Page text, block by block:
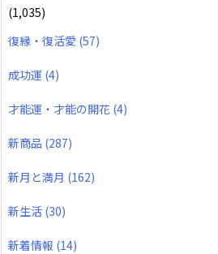
(1,035)
復縁・復活愛 (57)
成功運 (4)
才能運・才能の開花 (4)
新商品 (287)
新月と満月 (162)
新生活 (30)
新着情報 (14)